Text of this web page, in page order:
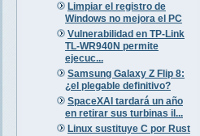
Limpiar el registro de
Windows no mejora el PC
Vulnerabilidad en TP-Link
TL-WR940N permite
ejecuc...
Samsung Galaxy Z Flip 8:
¿el plegable definitivo?
SpaceXAI tardará un año
en retirar sus turbinas il...
Linux sustituye C por Rust